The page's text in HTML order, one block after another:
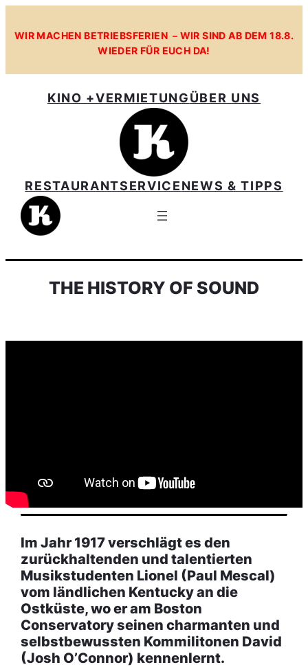
WIR MACHEN BETRIEBSFERIEN – WIR SIND AB DEM 18.8.
WIEDER FÜR EUCH DA!
KINO +VERMIETUNGÜBER UNS
RESTAURANTSERVICENEWS & TIPPS
THE HISTORY OF SOUND
Im Jahr 1917 verschlägt es den
zurückhaltenden und talentierten
Musikstudenten Lionel (Paul Mescal)
vom ländlichen Kentucky an die
Ostküste, wo er am Boston
Conservatory seinen charmanten und
selbstbewussten Kommilitonen David
(Josh O’Connor) kennenlernt.